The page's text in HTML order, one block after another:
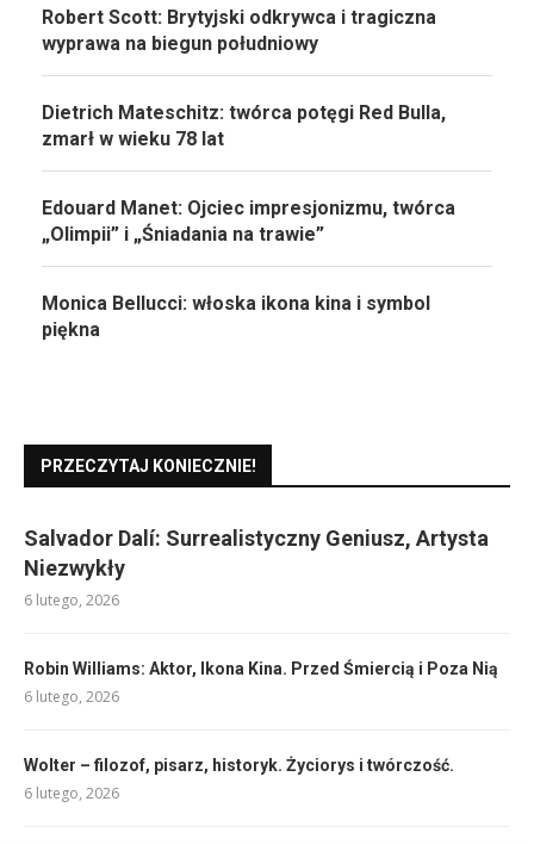
Robert Scott: Brytyjski odkrywca i tragiczna
wyprawa na biegun południowy
Dietrich Mateschitz: twórca potęgi Red Bulla,
zmarł w wieku 78 lat
Edouard Manet: Ojciec impresjonizmu, twórca
„Olimpii” i „Śniadania na trawie”
Monica Bellucci: włoska ikona kina i symbol
piękna
PRZECZYTAJ KONIECZNIE!
Salvador Dalí: Surrealistyczny Geniusz, Artysta
Niezwykły
6 lutego, 2026
Robin Williams: Aktor, Ikona Kina. Przed Śmiercią i Poza Nią
6 lutego, 2026
Wolter – filozof, pisarz, historyk. Życiorys i twórczość.
6 lutego, 2026